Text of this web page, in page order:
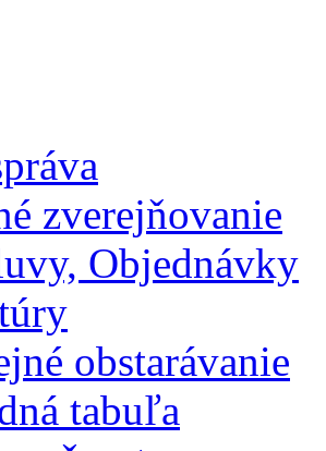
zverejňovanie
Objednávky
obstarávanie
tabuľa